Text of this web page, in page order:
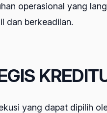
operasional yang
dan berkeadilan.
yang dapat dipilih